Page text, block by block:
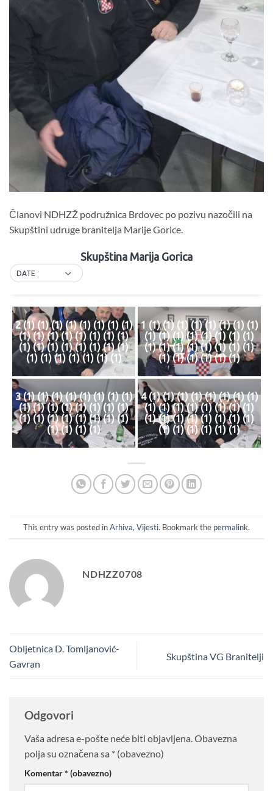
Članovi NDHZŽ podružnica Brdovec po pozivu nazočili na
Skupštini udruge branitelja Marije Gorice.
Skupština Marija Gorica
DATE
2 (1) (1) (1) (1) (1) (1) (1) (1)
(1) (1) (1) (1) (1) (1) (1) (1)
(1) (1) (1) (1) (1) (1) (1) (1)
(1) (1) (1) (1) (1) (1) (1)
1 (1) (1) (1) (1) (1) (1) (1) (1)
(1) (1) (1) (1) (1) (1) (1) (1)
(1) (1) (1) (1) (1) (1) (1) (1)
(1) (1) (1) (1) (1) (1)
3 (1) (1) (1) (1) (1) (1) (1) (1)
(1) (1) (1) (1) (1) (1) (1) (1)
(1) (1) (1) (1) (1) (1) (1) (1)
(1) (1) (1) (1)
4 (1) (1) (1) (1) (1) (1) (1) (1)
(1) (1) (1) (1) (1) (1) (1) (1)
(1) (1) (1) (1) (1) (1) (1) (1)
(1) (1) (1) (1) (1) (1)
This entry was posted inArhiva,Vijesti. Bookmark the permalink.
NDHZZ0708
Obljetnica D. Tomljanović-
Gavran
Skupština VG Branitelji
Odgovori
Vaša adresa e-pošte neće biti objavljena.Obavezna
polja su označena sa * (obavezno)
Komentar* (obavezno)